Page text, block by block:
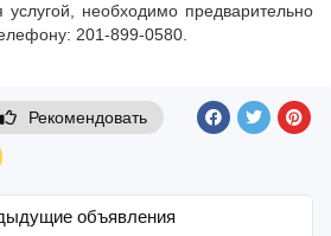
услугой, необходимо предварительно
201-899-0580.
Рекомендовать
объявления